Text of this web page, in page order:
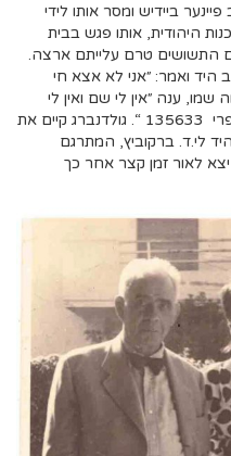
ביידיש ומסר אותו לידי
היהודית, אותו פגש בבית
התשושים טרם עלייתם ארצה.
היד ואמר: ״אני לא אצא חי
ענה ״אין לי שם ואין לי
זהות, אני אוד מאש. שמי ק. צטניק ומספרי 135633 “. גולדנברג קיים את
לי.ד. ברקוביץ, המתרגם
לאור זמן קצר אחר כך